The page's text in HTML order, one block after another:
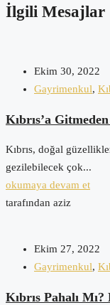
İlgili Mesajlar
Ekim 30, 2022
Gayrimenkul,
Kıbrıs’a
Kıbrıs, doğal
gezilebilecek çok...
okumaya devam et
tarafından aziz
Ekim 27, 2022
Gayrimenkul,
Kıbrıs Pahalı